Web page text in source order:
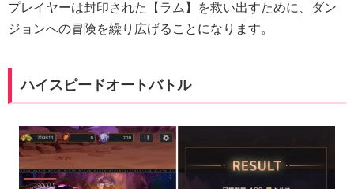
プレイヤーは封印された【ラム】を救い出すために、ダン
ジョンへの冒険を繰り広げることになります。
ハイスピードオートバトル